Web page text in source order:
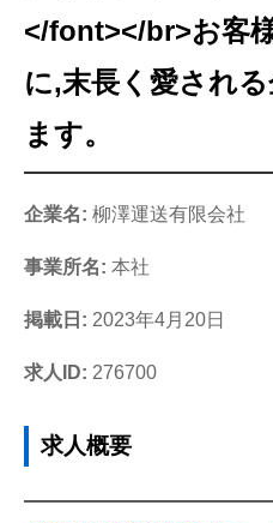
</font></br>お客
に,末長く愛され
ます。
企業名: 柳澤運送有限会社
事業所名: 本社
掲載日: 2023年4月20日
求人ID: 276700
求人概要